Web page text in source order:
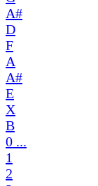
A#
D
F
A
A#
E
X
B
0 ...
1
2